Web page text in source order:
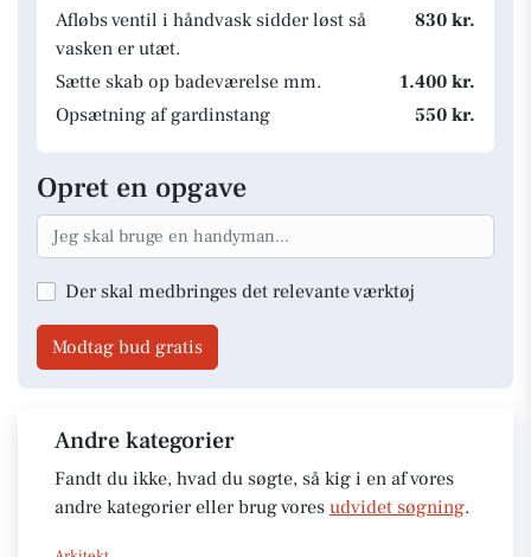
Afløbs ventil i håndvask sidder løst så
vasken er utæt.
830 kr.
Sætte skab op badeværelse mm.
1.400 kr.
Opsætning af gardinstang
550 kr.
Opret en opgave
Der skal medbringes det relevante værktøj
Modtag bud gratis
Andre kategorier
Fandt du ikke, hvad du søgte, så kig i en af vores
andre kategorier eller brug vores udvidet søgning.